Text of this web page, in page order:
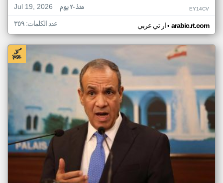
Jul 19, 2026
منذ ٢٠ يوم EY14CV
ار تي عربي• arabic.rt.com عدد الكلمات: ٣٥٩